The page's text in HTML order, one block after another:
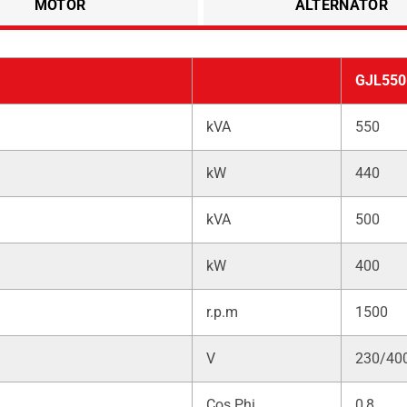
MOTOR ALTERNATÖR
kVA 550
kW 440
kVA 500
kW 400
r.p.m 1500
V 230/